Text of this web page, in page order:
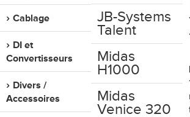
VENTE
LOCATION
OCCASION
Cablage
DI et
Convertisseurs
Divers /
Accessoires
JB-Systems
Talent
Midas
H1000
Midas
Venice 320